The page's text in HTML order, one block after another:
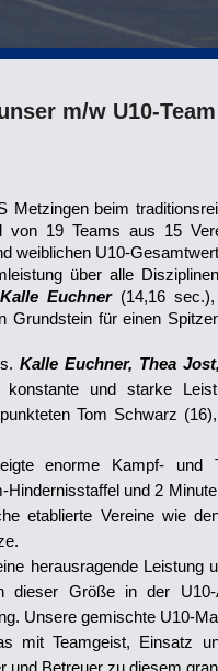
m/w U10-Team
beim
von 19 Teams aus 15
weiblichen U10-
über alle
Kalle Euchner (14,16 sec.),
für einen
Kalle Euchner, Thea
und starke
Tom Schwarz
enorme Kampf- und
und 2
etablierte Vereine wie
herausragende Leistung
dieser Größe in der U10-
Unsere gemischte U10-
mit Teamgeist, Einsatz